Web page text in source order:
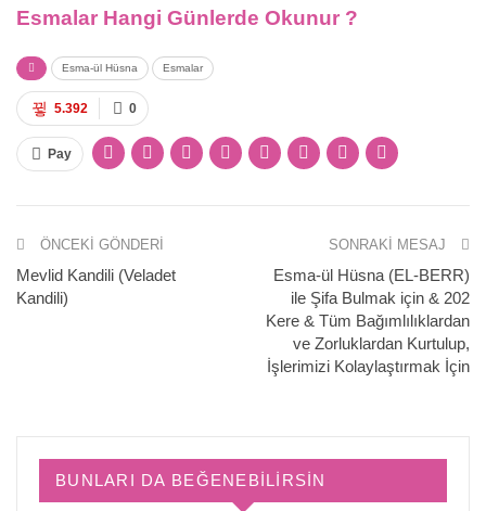
Esmalar Hangi Günlerde Okunur ?
Esma-ül Hüsna Esmalar
0
5.392
Pay
ÖNCEKI GÖNDERI
Mevlid Kandili (Veladet
Kandili)
SONRAKI MESAJ
Esma-ül Hüsna (EL-BERR)
ile Şifa Bulmak için & 202
Kere & Tüm Bağımlılıklardan
ve Zorluklardan Kurtulup,
İşlerimizi Kolaylaştırmak İçin
BUNLARI DA BEĞENEBILIRSIN